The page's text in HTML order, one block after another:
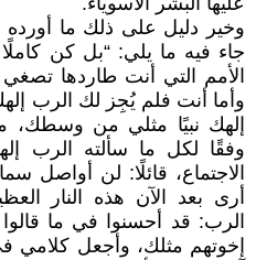
وخير دليل على ذلك ما أورده
جاء فيه ما يلي: “بل كن
الأمم التي أنت طاردها تصغي
وأما أنت فلم يُجِز لك الرب
إلهك نبيًا مثلي من وسطك،
وفقًا لكل ما سألته الرب
الاجتماع، قائلًا: لن أواصل
أرى بعد الآن هذه النار
الرب: قد أحسنوا في ما
إخوتهم مثلك، وأجعل كلامي